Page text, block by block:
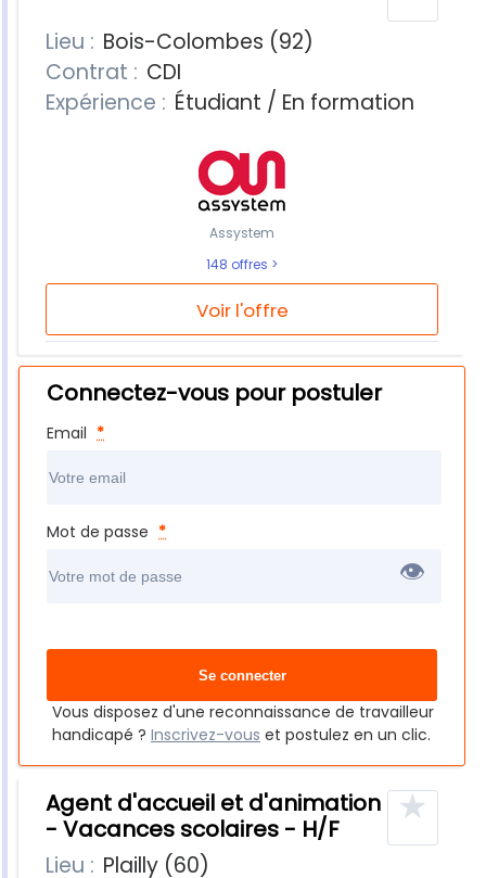
Lieu : Bois-Colombes (92)
Contrat : CDI
Expérience : Étudiant / En formation
Voir l'offre
Assystem
148 offres
Connectez-vous pour postuler
Email *
Mot de passe *
👁
Vous disposez d'une reconnaissance de travailleur
handicapé ? Inscrivez-vous et postulez en un clic.
Agent d'accueil et d'animation
- Vacances scolaires - H/F
★
Lieu : Plailly (60)